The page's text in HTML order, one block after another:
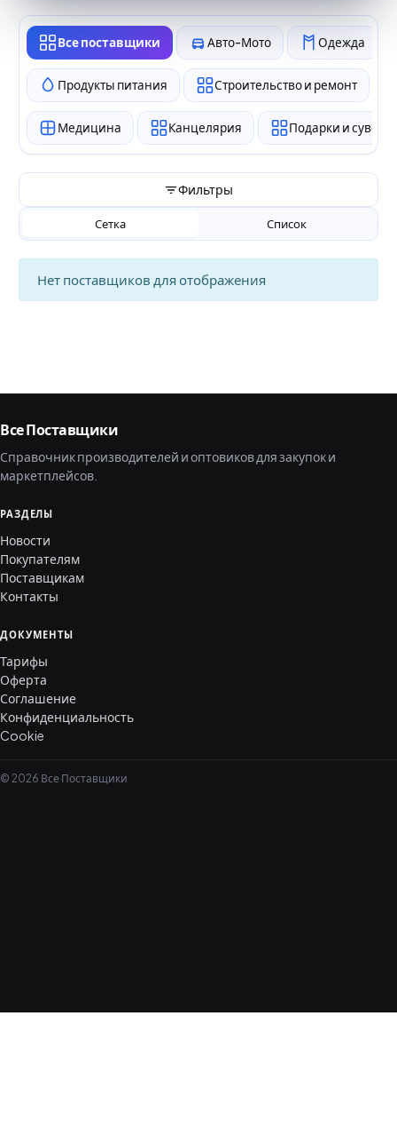
Все поставщики Авто-Мото Одежда
Продукты питания Строительство и ремонт
Медицина Канцелярия Подарки и
Фильтры
Сетка Список
Нет поставщиков для отображения
Все Поставщики
Справочник производителей и оптовиков для закупок и
маркетплейсов.
РАЗДЕЛЫ
Новости
Покупателям
Поставщикам
Контакты
ДОКУМЕНТЫ
Тарифы
Оферта
Соглашение
Конфиденциальность
Cookie
© 2026 Все Поставщики